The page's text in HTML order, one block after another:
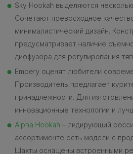
Sky Hookah выделяются
Сочетают превосходное
минималистический дизайн.
предусматривает наличие
диффузора для регулирования
Embery оценят любители
Производитель предлагает
принадлежности. Для
инновационные технологии и
Alpha Hookah – лидирующий
ассортименте есть модели с
Шахты оснащены встроенными